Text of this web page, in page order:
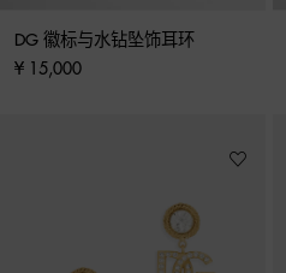
DG 徽标与水钻坠饰耳环
¥ 15,000